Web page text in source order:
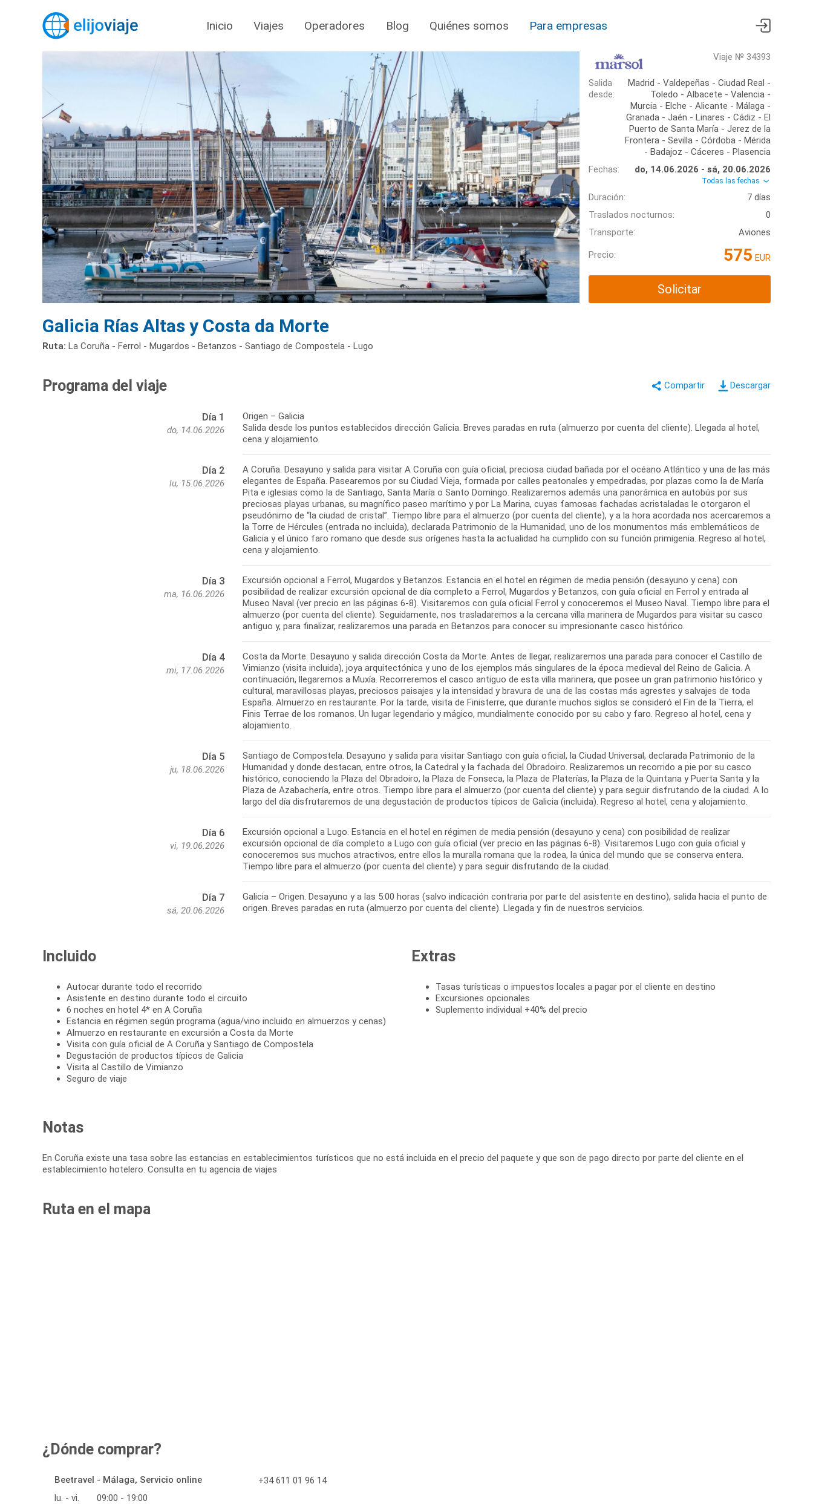
Inicio Viajes Operadores Blog Quiénes somos Para empresas
Viaje № 34393
Salida
desde:
Madrid - Valdepeñas - Ciudad Real -
Toledo - Albacete - Valencia -
Murcia - Elche - Alicante - Málaga -
Granada - Jaén - Linares - Cádiz - El
Puerto de Santa María - Jerez de la
Frontera - Sevilla - Córdoba - Mérida
- Badajoz - Cáceres - Plasencia
Fechas:
do, 14.06.2026 - sá, 20.06.2026
Todas las fechas
Duración:
7 días
Traslados nocturnos:
0
Transporte:
Aviones
Precio: 575 EUR
Solicitar
Galicia Rías Altas y Costa da Morte
Ruta: La Coruña - Ferrol - Mugardos - Betanzos - Santiago de Compostela - Lugo
Descargar
Programa del viaje
Día 1
do, 14.06.2026
Origen – Galicia
Salida desde los puntos establecidos dirección Galicia. Breves paradas en ruta (almuerzo por cuenta del cliente). Llegada al hotel,
cena y alojamiento.
Día 2
lu, 15.06.2026
A Coruña. Desayuno y salida para visitar A Coruña con guía oficial, preciosa ciudad bañada por el océano Atlántico y una de las más
elegantes de España. Pasearemos por su Ciudad Vieja, formada por calles peatonales y empedradas, por plazas como la de María
Pita e iglesias como la de Santiago, Santa María o Santo Domingo. Realizaremos además una panorámica en autobús por sus
preciosas playas urbanas, su magnífico paseo marítimo y por La Marina, cuyas famosas fachadas acristaladas le otorgaron el
pseudónimo de “la ciudad de cristal”. Tiempo libre para el almuerzo (por cuenta del cliente), y a la hora acordada nos acercaremos a
la Torre de Hércules (entrada no incluida), declarada Patrimonio de la Humanidad, uno de los monumentos más emblemáticos de
Galicia y el único faro romano que desde sus orígenes hasta la actualidad ha cumplido con su función primigenia. Regreso al hotel,
Día 3
ma, 16.06.2026
Excursión opcional a Ferrol, Mugardos y Betanzos. Estancia en el hotel en régimen de media pensión (desayuno y cena) con
posibilidad de realizar excursión opcional de día completo a Ferrol, Mugardos y Betanzos, con guía oficial en Ferrol y entrada al
Museo Naval (ver precio en las páginas 6-8). Visitaremos con guía oficial Ferrol y conoceremos el Museo Naval. Tiempo libre para el
almuerzo (por cuenta del cliente). Seguidamente, nos trasladaremos a la cercana villa marinera de Mugardos para visitar su casco
Día 4
mi, 17.06.2026
Costa da Morte. Desayuno y salida dirección Costa da Morte. Antes de llegar, realizaremos una parada para conocer el Castillo de
Vimianzo (visita incluida), joya arquitectónica y uno de los ejemplos más singulares de la época medieval del Reino de Galicia. A
continuación, llegaremos a Muxía. Recorreremos el casco antiguo de esta villa marinera, que posee un gran patrimonio histórico y
cultural, maravillosas playas, preciosos paisajes y la intensidad y bravura de una de las costas más agrestes y salvajes de toda
España. Almuerzo en restaurante. Por la tarde, visita de Finisterre, que durante muchos siglos se consideró el Fin de la Tierra, el
Finis Terrae de los romanos. Un lugar legendario y mágico, mundialmente conocido por su cabo y faro. Regreso al hotel, cena y
Día 5
ju, 18.06.2026
Santiago de Compostela. Desayuno y salida para visitar Santiago con guía oficial, la Ciudad Universal, declarada Patrimonio de la
Humanidad y donde destacan, entre otros, la Catedral y la fachada del Obradoiro. Realizaremos un recorrido a pie por su casco
histórico, conociendo la Plaza del Obradoiro, la Plaza de Fonseca, la Plaza de Platerías, la Plaza de la Quintana y Puerta Santa y la
Plaza de Azabachería, entre otros. Tiempo libre para el almuerzo (por cuenta del cliente) y para seguir disfrutando de la ciudad. A lo
Día 6
vi, 19.06.2026
Excursión opcional a Lugo. Estancia en el hotel en régimen de media pensión (desayuno y cena) con posibilidad de realizar
excursión opcional de día completo a Lugo con guía oficial (ver precio en las páginas 6-8). Visitaremos Lugo con guía oficial y
conoceremos sus muchos atractivos, entre ellos la muralla romana que la rodea, la única del mundo que se conserva entera.
Día 7
sá, 20.06.2026
Galicia – Origen. Desayuno y a las 5:00 horas (salvo indicación contraria por parte del asistente en destino), salida hacia el punto de
Incluido
Autocar durante todo el recorrido
Asistente en destino durante todo el circuito
6 noches en hotel 4* en A Coruña
Estancia en régimen según programa (agua/vino incluido en almuerzos y cenas)
Almuerzo en restaurante en excursión a Costa da Morte
Visita con guía oficial de A Coruña y Santiago de Compostela
Degustación de productos típicos de Galicia
Visita al Castillo de Vimianzo
Seguro de viaje
Extras
Tasas turísticas o impuestos locales a pagar por el cliente en destino
Excursiones opcionales
Suplemento individual +40% del precio
Notas
En Coruña existe una tasa sobre las estancias en establecimientos turísticos que no está incluida en el precio del paquete y que son de pago directo por parte del cliente en el
establecimiento hotelero. Consulta en tu agencia de viajes
Ruta en el mapa
¿Dónde comprar?
Beetravel - Málaga, Servicio online
lu. - vi.
09:00 - 19:00
+34 611 01 96 14